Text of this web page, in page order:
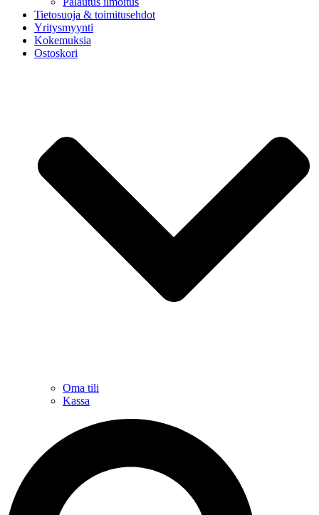
Tietosuoja & toimitusehdot
Yritysmyynti
Kokemuksia
Ostoskori
Oma tili
Kassa